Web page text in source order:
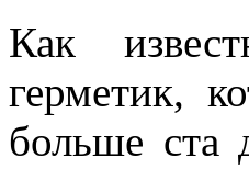
Как
герметик,
больше ста